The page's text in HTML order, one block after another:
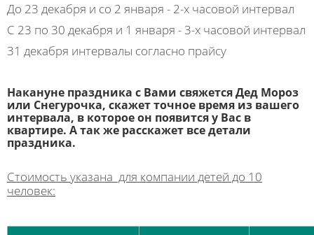
До 23 декабря и со 2 января - 2-х часовой интервал
С 23 по 30 декабря и 1 января - 3-х часовой интервал
31 декабря интервалы согласно прайсу
Накануне праздника с Вами свяжется Дед Мороз
или Снегурочка, скажет точное время из вашего
интервала, в которое он появится у Вас в
квартире. А так же расскажет все детали
праздника.
Стоимость указана для компании детей до 10
человек: